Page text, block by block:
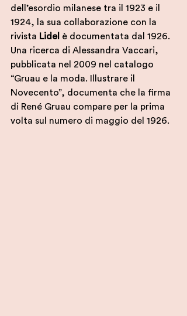
dell’esordio milanese tra il 1923 e il
1924, la sua collaborazione con la
rivista Lidel è documentata dal 1926.
Una ricerca di Alessandra Vaccari,
pubblicata nel 2009 nel catalogo
“Gruau e la moda. Illustrare il
Novecento”, documenta che la firma
di René Gruau compare per la prima
volta sul numero di maggio del 1926.